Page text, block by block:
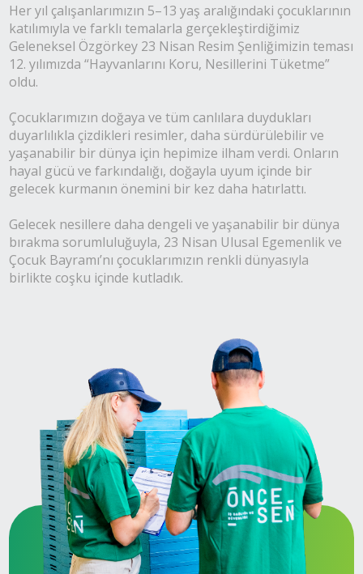
Her yıl çalışanlarımızın 5–13 yaş aralığındaki çocuklarının
katılımıyla ve farklı temalarla gerçekleştirdiğimiz
Geleneksel Özgörkey 23 Nisan Resim Şenliğimizin teması
12. yılımızda “Hayvanlarını Koru, Nesillerini Tüketme”
oldu.
Çocuklarımızın doğaya ve tüm canlılara duydukları
duyarlılıkla çizdikleri resimler, daha sürdürülebilir ve
yaşanabilir bir dünya için hepimize ilham verdi. Onların
hayal gücü ve farkındalığı, doğayla uyum içinde bir
gelecek kurmanın önemini bir kez daha hatırlattı.
Gelecek nesillere daha dengeli ve yaşanabilir bir dünya
bırakma sorumluluğuyla, 23 Nisan Ulusal Egemenlik ve
Çocuk Bayramı’nı çocuklarımızın renkli dünyasıyla
birlikte coşku içinde kutladık.